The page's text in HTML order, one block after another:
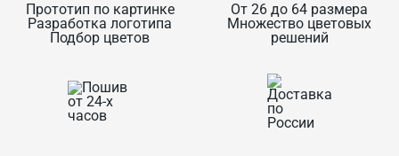
Прототип по картинке
Разработка логотипа
Подбор цветов
От 26 до 64 размера
Множество цветовых
решений